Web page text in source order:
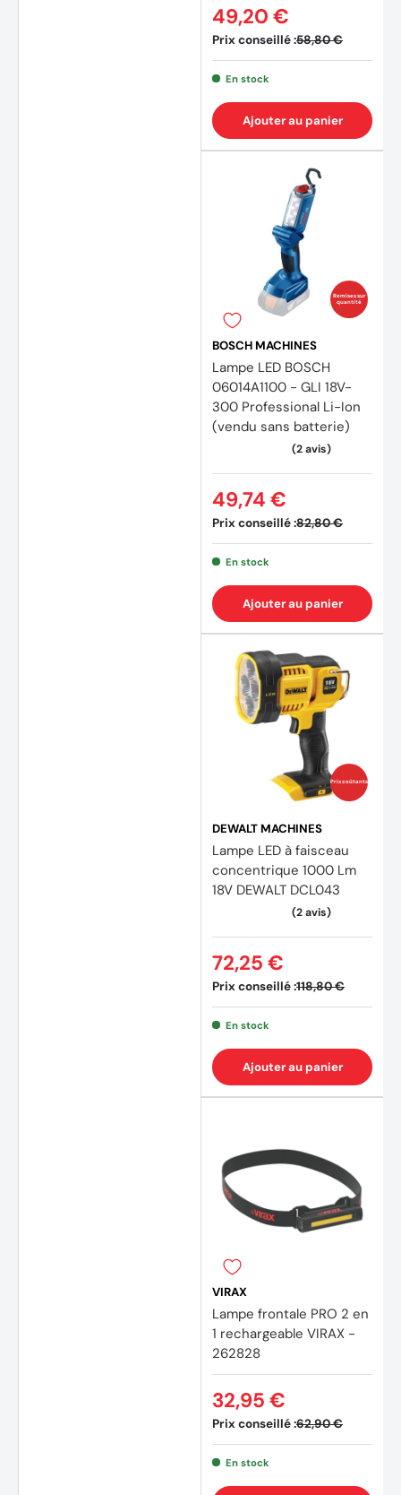
Prix conseillé :58,80 €
49,20 €
En stock
Ajouter au panier
Remises sur
quantité
BOSCH MACHINES
Lampe LED BOSCH
06014A1100 - GLI 18V-
300 Professional Li-Ion
(vendu sans batterie)
(2
Prix conseillé :82,80 €
49,74 €
En stock
Ajouter au panier
Prix coûtants
DEWALT MACHINES
Lampe LED à faisceau
concentrique 1000 Lm
18V DEWALT DCL043
Prix conseillé :118,80 €
72,25 €
En stock
Ajouter au panier
VIRAX
Lampe frontale PRO 2 en
1 rechargeable VIRAX -
262828
Prix conseillé :62,90 €
32,95 €
En stock